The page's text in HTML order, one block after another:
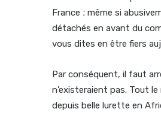
France ; même si
détachés en avant du
vous dites en être fiers
Par conséquent, il faut
n’existeraient pas. Tout
depuis belle lurette en